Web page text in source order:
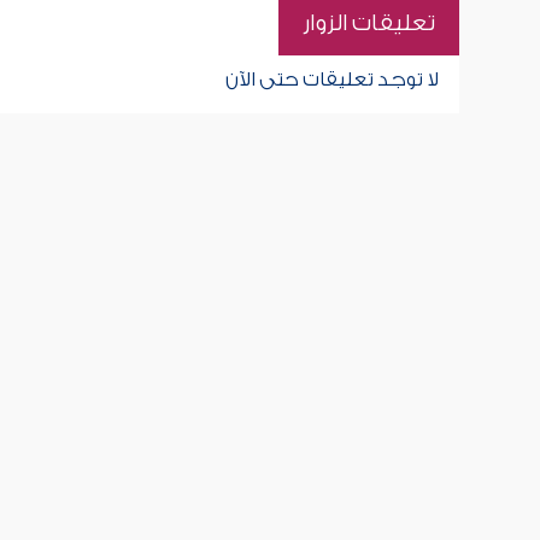
تعليقات الزوار
لا توجد تعليقات حتى الآن